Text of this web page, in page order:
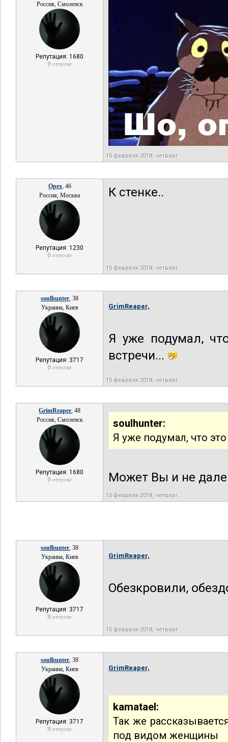
Россия, Смоленск
Репутация: 1680
В отпуске
15 февраля 2018, четверг
Opex, 46
Россия, Москва
Репутация: 1230
В отпуске
К стенке..
15 февраля 2018, четверг
soulhunter, 38
Украина, Киев
Репутация: 3717
В отпуске
GrimReaper,
Я уже подумал,
встречи...
15 февраля 2018, четверг
GrimReaper, 48
Россия, Смоленск
Репутация: 1680
В отпуске
soulhunter:
Я уже подумал, что
Может Вы и не
15 февраля 2018, четверг
soulhunter, 38
Украина, Киев
Репутация: 3717
В отпуске
GrimReaper,
Обезкровили,
15 февраля 2018, четверг
soulhunter, 38
Украина, Киев
Репутация: 3717
В отпуске
GrimReaper,
kamatael:
Так же
под видом женщины